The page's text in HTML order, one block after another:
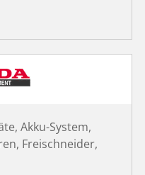
Akku-System,
Freischneider,